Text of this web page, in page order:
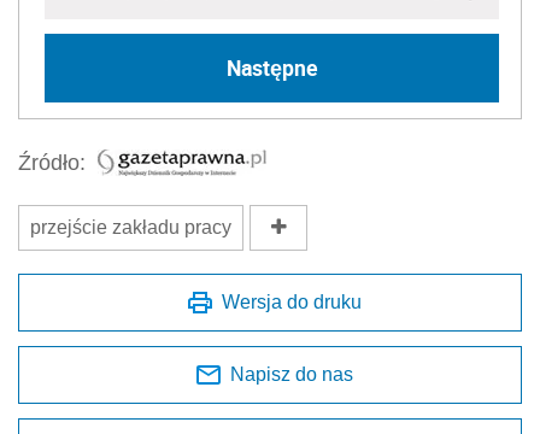
Następne
Źródło:
przejście zakładu pracy
Wersja do druku
Napisz do nas